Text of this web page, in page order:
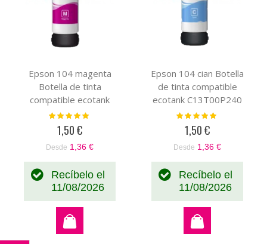
Epson 104 magenta
Botella de tinta
compatible ecotank
C13T00P340
Valoración:
1,50 €
Desde 1,36 €
Recíbelo el
11/08/2026
Epson 104 cian Botella
de tinta compatible
ecotank C13T00P240
Valoración:
1,50 €
Desde 1,36 €
Recíbelo el
11/08/2026